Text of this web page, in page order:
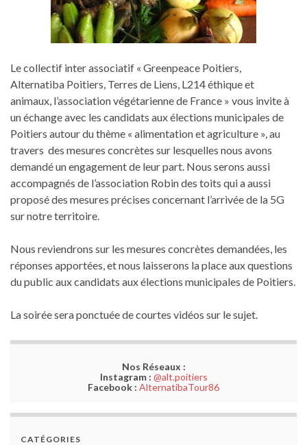
Le collectif inter associatif « Greenpeace Poitiers,
Alternatiba Poitiers, Terres de Liens, L214 éthique et
animaux, l’association végétarienne de France » vous invite à
un échange avec les candidats aux élections municipales de
Poitiers autour du thème « alimentation et agriculture », au
travers des mesures concrètes sur lesquelles nous avons
demandé un engagement de leur part. Nous serons aussi
accompagnés de l’association Robin des toits qui a aussi
proposé des mesures précises concernant l’arrivée de la 5G
sur notre territoire.
Nous reviendrons sur les mesures concrètes demandées, les
réponses apportées, et nous laisserons la place aux questions
du public aux candidats aux élections municipales de Poitiers.
La soirée sera ponctuée de courtes vidéos sur le sujet.
Nos Réseaux :
Instagram : @alt.poitiers
Facebook : AlternatibaTour86
CATÉGORIES